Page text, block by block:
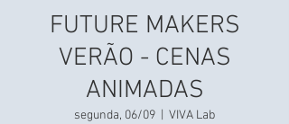
FUTURE MAKERS
VERÃO - CENAS
ANIMADAS
segunda, 06/09 VIVA Lab